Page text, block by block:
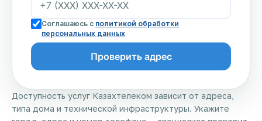
Доступность услуг Казахтелеком зависит от адреса,
типа дома и технической инфраструктуры. Укажите
Соглашаюсь с политикой обработки
персональных данных